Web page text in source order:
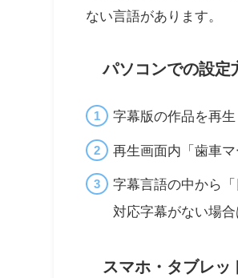
ない言語があります。
パソコンでの設定
字幕版の作品を再生
再生画面内「歯車
字幕言語の中から
対応字幕がない場
スマホ・タブレッ